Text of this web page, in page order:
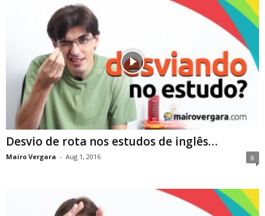
Desvio de rota nos estudos de inglês…
Mairo Vergara - Aug 1, 2016 8